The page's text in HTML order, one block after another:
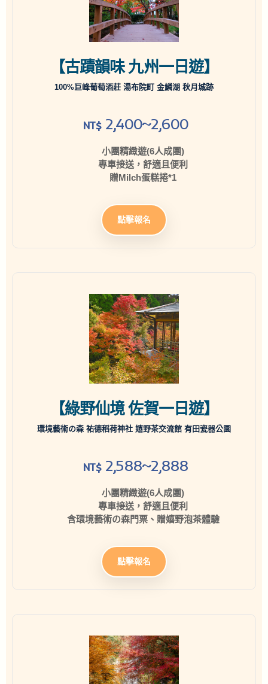
【古蹟韻味 九州一日遊】
100%巨峰葡萄酒莊 湯布院町 金鱗湖 秋月城跡
NT$ 2,400~2,600
小團精緻遊(6人成團)
專車接送，舒適且便利
贈Milch蛋糕捲*1
點擊報名
【綠野仙境 佐賀一日遊】
環境藝術の森 祐德稻荷神社 嬉野茶交流館 有田瓷器公園
NT$ 2,588~2,888
小團精緻遊(6人成團)
專車接送，舒適且便利
含環境藝術の森門票、贈嬉野泡茶體驗
點擊報名